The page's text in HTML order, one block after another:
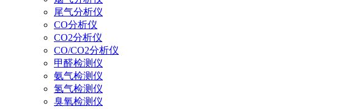
尾气分析仪
CO分析仪
CO2分析仪
CO/CO2分析仪
甲醛检测仪
氨气检测仪
氢气检测仪
臭氧检测仪